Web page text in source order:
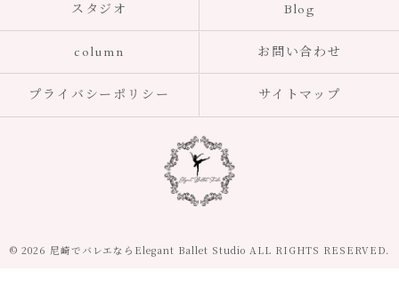
スタジオ Blog
column お問い合わせ
プライバシーポリシー サイトマップ
© 2026 尼崎でバレエならElegant Ballet Studio ALL RIGHTS RESERVED.